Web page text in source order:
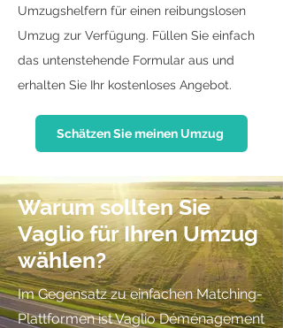
Umzugshelfern für einen reibungslosen
Umzug zur Verfügung. Füllen Sie einfach
das untenstehende Formular aus und
erhalten Sie Ihr kostenloses Angebot.
Schätzen Sie meinen Umzug
Warum sollten Sie
Vaglio für Ihren Umzug
wählen?
Im Gegensatz zu einfachen Matching-
Plattformen ist Vaglio Déménagement